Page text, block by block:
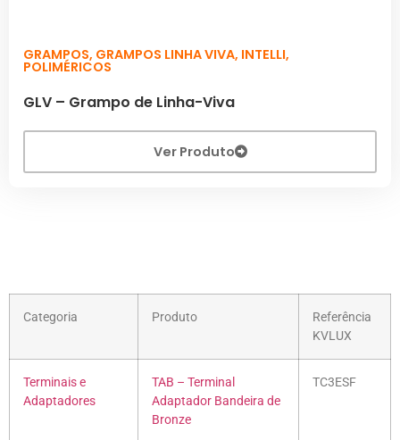
GRAMPOS, GRAMPOS LINHA VIVA, INTELLI,
POLIMÉRICOS
GLV – Grampo de Linha-Viva
Ver Produto
Categoria Produto
Referência
KVLUX
Terminais e
Adaptadores
TAB – Terminal
Adaptador Bandeira de
Bronze
TC3ESF